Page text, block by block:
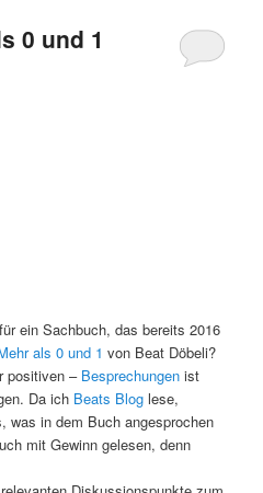
0 und 1
ein Sachbuch, das bereits 2016
als 0 und 1 von Beat Döbeli?
positiven – Besprechungen ist
Da ich Beats Blog lese,
was in dem Buch angesprochen
mit Gewinn gelesen, denn